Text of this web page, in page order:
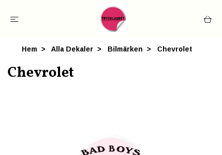
Hem Alla Dekaler Bilmärken Chevrolet
Chevrolet